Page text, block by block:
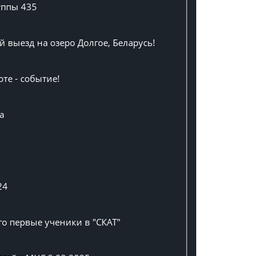
435
на озеро Долгое, Беларусь!
- событие!
первые ученики в "СКАТ"